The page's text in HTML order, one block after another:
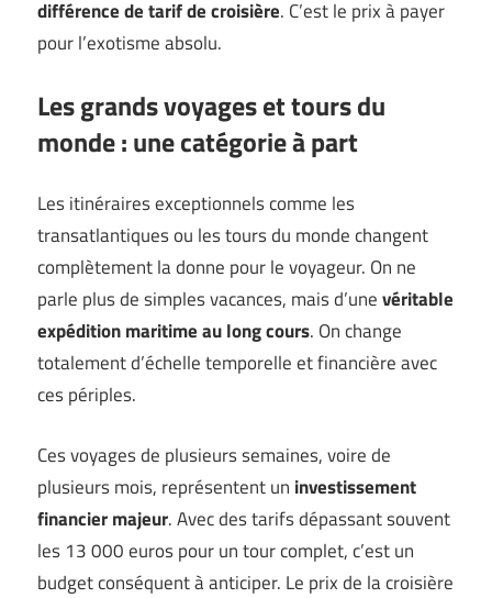
différence de tarif de croisière. C’est le prix à payer
pour l’exotisme absolu.
Les grands voyages et tours du
monde : une catégorie à part
Les itinéraires exceptionnels comme les
transatlantiques ou les tours du monde changent
complètement la donne pour le voyageur. On ne
parle plus de simples vacances, mais d’unevéritable
expédition maritime au long cours. On change
totalement d’échelle temporelle et financière avec
ces périples.
Ces voyages de plusieurs semaines, voire de
plusieurs mois, représentent un investissement
financier majeur. Avec des tarifs dépassant souvent
les 13 000 euros pour un tour complet, c’est un
budget conséquent à anticiper. Le prix de la croisière